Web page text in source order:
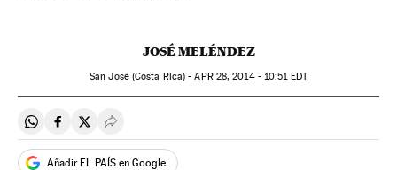
JOSÉ MELÉNDEZ
San José (Costa Rica) -APR28, 2014 - 10:51EDT
Compartir en Whatsapp
Compartir en Facebook
Compartir en Twitter
Desplegar Redes Sociales
Añadir EL PAÍS en Google